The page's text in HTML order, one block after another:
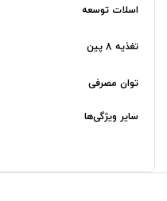
اسلات توسعه
تغذیه 8 پین
توان مصرفی
سایر ویژگی‌ها